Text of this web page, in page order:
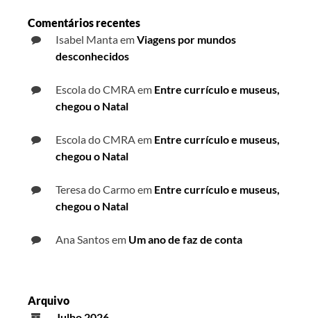
Comentários recentes
Isabel MantaemViagens por mundos
desconhecidos
Escola do CMRA em Entre currículo e museus,
chegou o Natal
Escola do CMRA em Entre currículo e museus,
chegou o Natal
Teresa do Carmoem Entre currículo e museus,
chegou o Natal
Ana Santosem Um ano de faz de conta
Arquivo